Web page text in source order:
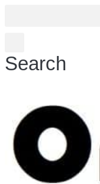
Search